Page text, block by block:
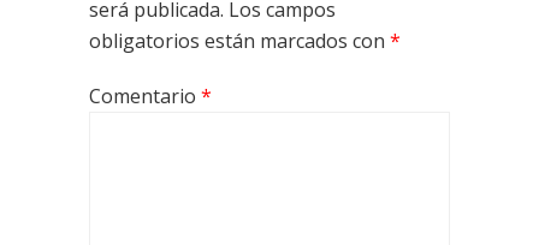
será publicada. Los campos
obligatorios están marcados con *
Comentario *